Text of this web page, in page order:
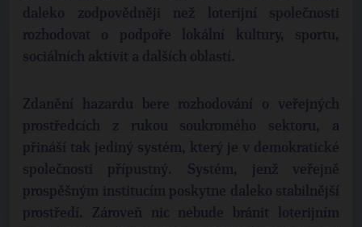
daleko zodpovědněji než loterijní společnosti
rozhodovat o podpoře lokální kultury, sportu,
sociálních aktivit a dalších oblastí.
Zdanění hazardu bere rozhodování o veřejných
prostředcích z rukou soukromého sektoru, a
přináší tak jediný systém, který je v demokratické
společnosti přípustný. Systém, jenž veřejně
prospěšným institucím poskytne daleko stabilnější
prostředí. Zároveň nic nebude bránit loterijním